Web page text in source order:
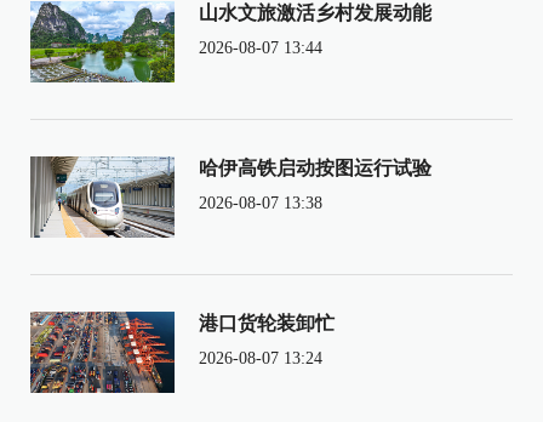
山水文旅激活乡村发展动能
2026-08-07 13:44
哈伊高铁启动按图运行试验
2026-08-07 13:38
港口货轮装卸忙
2026-08-07 13:24